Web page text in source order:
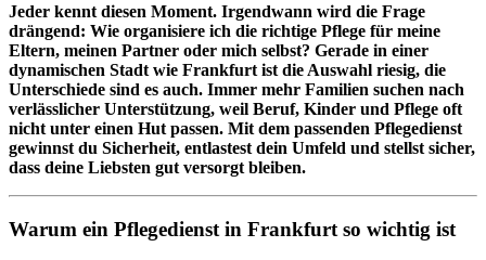
Jeder kennt diesen Moment. Irgendwann wird die Frage
drängend: Wie organisiere ich die richtige Pflege für meine
Eltern, meinen Partner oder mich selbst? Gerade in einer
dynamischen Stadt wie Frankfurt ist die Auswahl riesig, die
Unterschiede sind es auch. Immer mehr Familien suchen nach
verlässlicher Unterstützung, weil Beruf, Kinder und Pflege oft
nicht unter einen Hut passen. Mit dem passenden Pflegedienst
gewinnst du Sicherheit, entlastest dein Umfeld und stellst sicher,
dass deine Liebsten gut versorgt bleiben.
Warum ein Pflegedienst in Frankfurt so wichtig ist